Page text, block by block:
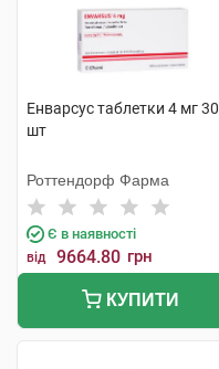
Енварсус таблетки 4 мг 30
шт
Роттендорф Фарма
Є в наявності
від 9664.80 грн
КУПИТИ